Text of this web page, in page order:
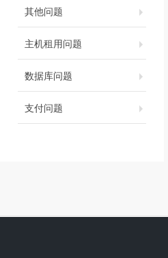
其他问题
主机租用问题
数据库问题
支付问题